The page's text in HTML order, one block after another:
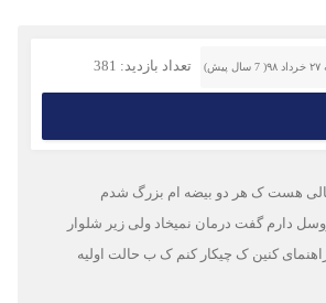
تعداد بازدید: 381
هست ک هر دو بیضه ام بزرگ شدم
دارم گفت درمان نمیخاد ولی زیر شلوار
کنین ک چیکار کنم ک ب حالت اولیه